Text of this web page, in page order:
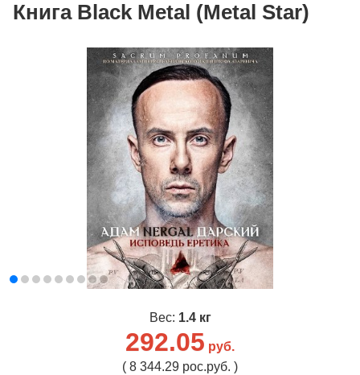
Книга Black Metal (Metal Star)
Вес: 1.4 кг
292.05 руб.
( 8 344.29 рос.руб. )